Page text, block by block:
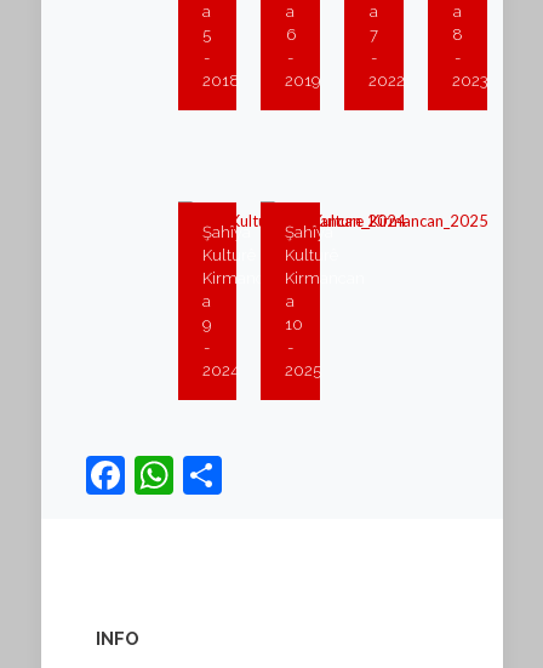
a
5
-
2018
a
6
-
2019
a
7
-
2022
a
8
-
2023
Şahîya
Kulturê
Kirmancan
a
9
-
2024
Şahîya
Kulturê
Kirmancan
a
10
-
2025
Facebook
WhatsApp
Teilen
INFO